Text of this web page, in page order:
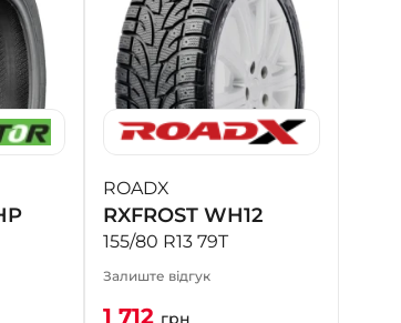
+38 (098) 911-911-0
- на Тополі
+38 (098) 911-911-4
- на Калиновій
+38 (077) 7-184-184
- Донецьке шосе
+38 (050)-911-911-2
- Щепкіна
+38 (099)-643-33-77
- Тополь
ROADX
RXFROST WH12
155/80 R13 79T
Залиште відгук
1 712 грн